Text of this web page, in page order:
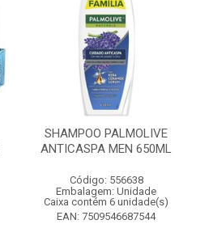
SHAMPOO PALMOLIVE
ANTICASPA MEN 650ML
Código: 556638
Embalagem: Unidade
Caixa contém 6 unidade(s)
EAN: 7509546687544